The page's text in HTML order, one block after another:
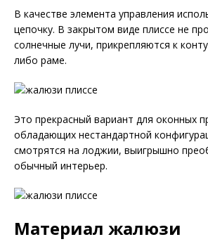
В качестве элемента управления
цепочку. В закрытом виде плиссе не
солнечные лучи, прикрепляются к
либо раме.
Это прекрасный вариант для оконных
обладающих нестандартной
смотрятся на лоджии, выигрышно
обычный интерьер.
Материал жалюзи